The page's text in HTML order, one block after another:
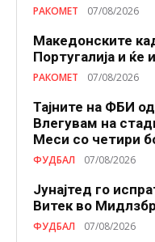
РАКОМЕТ 07/08/2026
Македонските
Португалија и ќе
РАКОМЕТ 07/08/2026
Тајните на ФБИ
Влегувам на
Меси со четири
ФУДБАЛ 07/08/2026
Јунајтед го
Витек во
ФУДБАЛ 07/08/2026